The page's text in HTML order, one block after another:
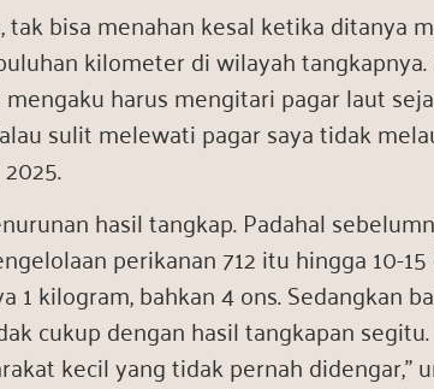
tak bisa menahan kesal ketika ditanya
kilometer di wilayah tangkapnya.
harus mengitari pagar laut
sulit melewati pagar saya tidak
hasil tangkap. Padahal
perikanan 712 itu hingga 10-
1 kilogram, bahkan 4 ons. Sedangkan
cukup dengan hasil tangkapan
kecil yang tidak pernah didengar,”